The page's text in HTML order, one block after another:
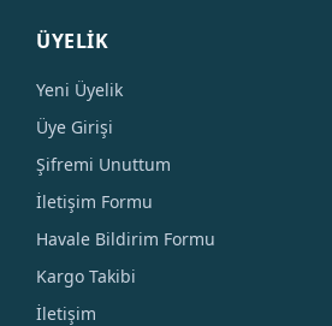
ÜYELİK
Yeni Üyelik
Üye Girişi
Şifremi Unuttum
İletişim Formu
Havale Bildirim Formu
Kargo Takibi
İletişim